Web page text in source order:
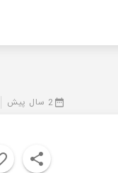
2 سال پیش